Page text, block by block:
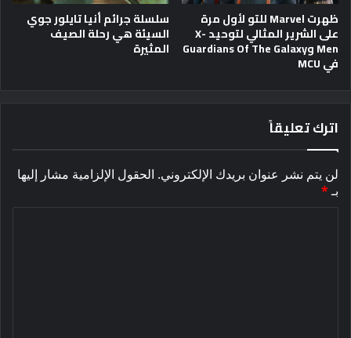
ظهرت Marvel للتو لأول مرة
على الشرير المثالي لتوحيد X-
Men وGuardians Of The Galaxy
في MCU
سلسلة جرائم أنيا تايلور جوي
السيئة هي رحلة الصيف
المثيرة
اترك تعليقاً
لن يتم نشر عنوان بريدك الإلكتروني. الحقول الإلزامية مشار إليها
بـ*